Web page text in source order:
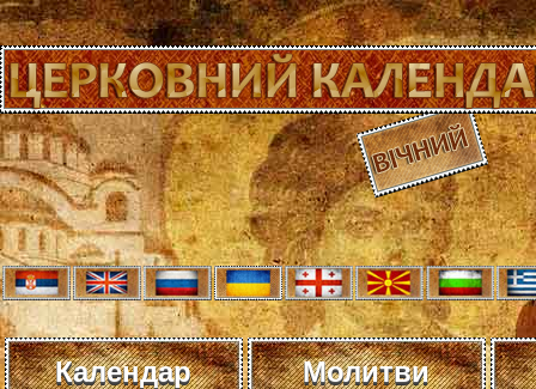
Календар Молитви